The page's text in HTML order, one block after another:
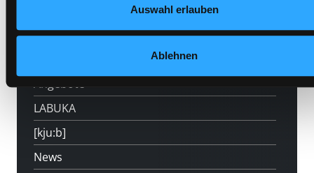
Auswahl erlauben
Ablehnen
Hotline (Mo-Fr 9 bis 17 Uhr): 0316 872-
800
Angebote
LABUKA
[kju:b]
News